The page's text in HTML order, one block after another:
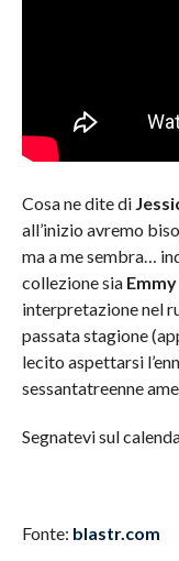
Cosa ne dite di
all’inizio avremo
ma a me sembra…
collezione sia Emmy
interpretazione nel
passata stagione
lecito aspettarsi
sessantatreenne
Segnatevi sul
Fonte: blastr.com